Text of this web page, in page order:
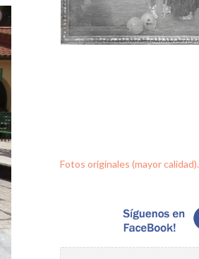
Fotos originales (mayor calidad).